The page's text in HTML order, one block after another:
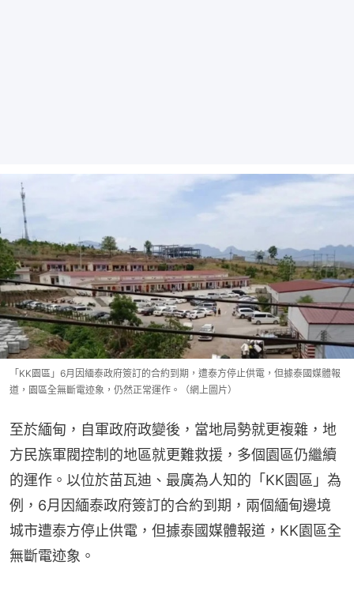
「KK園區」6月因緬泰政府簽訂的合約到期，遭泰方停止供電，但據泰國媒體報
道，園區全無斷電迹象，仍然正常運作。（網上圖片）
至於緬甸，自軍政府政變後，當地局勢就更複雜，地
方民族軍閥控制的地區就更難救援，多個園區仍繼續
的運作。以位於苗瓦迪、最廣為人知的「KK園區」為
例，6月因緬泰政府簽訂的合約到期，兩個緬甸邊境
城市遭泰方停止供電，但據泰國媒體報道，KK園區全
無斷電迹象。